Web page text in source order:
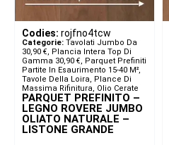
Codies: rojfno4tcw
Categorie: Tavolati Jumbo Da
30,90 €, Plancia Intera Top Di
Gamma 30,90 €, Parquet Prefiniti
Partite In Esaurimento 15-40 M²,
Tavole Della Loira, Plance Di
Massima Rifinitura, Olio Cerate
PARQUET PREFINITO –
LEGNO ROVERE JUMBO
OLIATO NATURALE –
LISTONE GRANDE